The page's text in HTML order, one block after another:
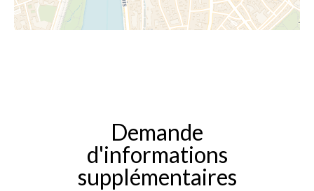
Demande
d'informations
supplémentaires